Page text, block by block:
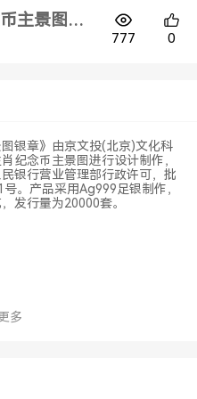
国粹生肖--中国生肖纪念币主景图银章
777 0
银章》由京文投(北京)文化科
纪念币主景图进行设计制作，
银行营业管理部行政许可，批
。产品采用Ag999足银制作，
发行量为20000套。
多